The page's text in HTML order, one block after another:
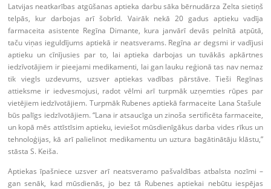
Latvijas neatkarības atgūšanas aptieka darbu sāka bērnudārza Zelta sietiņš
telpās, kur darbojas arī šobrīd. Vairāk nekā 20 gadus aptieku vadīja
farmaceita asistente Regīna Dimante, kura janvārī devās pelnītā atpūtā,
taču viņas ieguldījums aptiekā ir neatsverams. Regīna ar degsmi ir vadījusi
aptieku un cīnījusies par to, lai aptieka darbojas un tuvākās apkārtnes
iedzīvotājiem ir pieejami medikamenti, lai gan lauku reģionā tas nav nemaz
tik viegls uzdevums, uzsver aptiekas vadības pārstāve. Tieši Regīnas
attieksme ir iedvesmojusi, radot vēlmi arī turpmāk uzņemties rūpes par
vietējiem iedzīvotājiem. Turpmāk Rubenes aptiekā farmaceite Lana Stašule
būs palīgs iedzīvotājiem. “Lana ir atsaucīga un zinoša sertificēta farmaceite,
un kopā mēs attīstīsim aptieku, ieviešot mūsdienīgākus darba vides rīkus un
tehnoloģijas, kā arī palielinot medikamentu un uztura bagātinātāju klāstu,”
stāsta S. Keiša.
Aptiekas īpašniece uzsver arī neatsveramo pašvaldības atbalsta nozīmi –
gan senāk, kad mūsdienās, jo bez tā Rubenes aptiekai nebūtu iespējas